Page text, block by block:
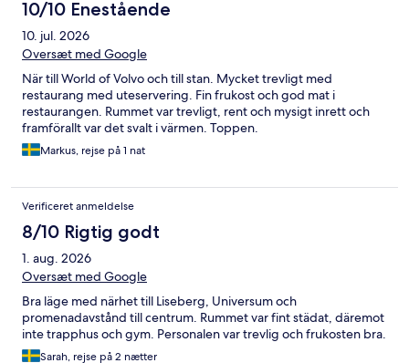
10/10 Enestående
10. jul. 2026
Oversæt med Google
När till World of Volvo och till stan. Mycket trevligt med
restaurang med uteservering. Fin frukost och god mat i
restaurangen. Rummet var trevligt, rent och mysigt inrett och
framförallt var det svalt i värmen. Toppen.
Markus, rejse på 1 nat
Verificeret anmeldelse
8/10 Rigtig godt
1. aug. 2026
Oversæt med Google
Bra läge med närhet till Liseberg, Universum och
promenadavstånd till centrum. Rummet var fint städat, däremot
inte trapphus och gym. Personalen var trevlig och frukosten bra.
Sarah, rejse på 2 nætter